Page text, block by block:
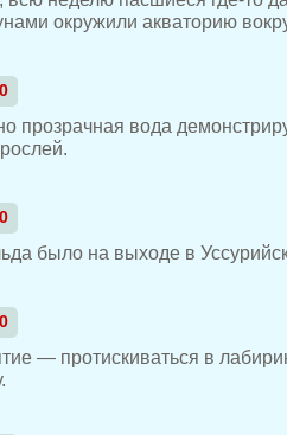
окружили акваторию
0
прозрачная вода
0
было на выходе в
0
— протискиваться в